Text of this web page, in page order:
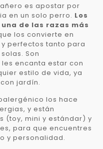
es apostar por
en un solo perro. Los
de las razas más
los convierte en
perfectos tanto para
Son
encanta estar con
estilo de vida, ya
jardín.
los hace
y están
(toy, mini y estándar) y
para que encuentres
y personalidad.